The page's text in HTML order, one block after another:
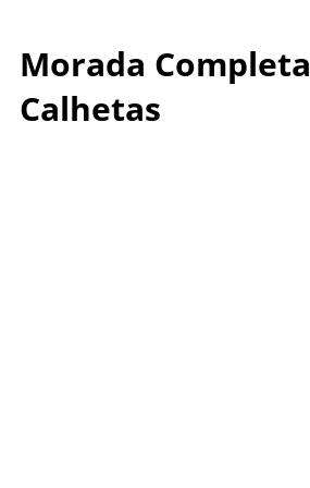
Morada Completa
Calhetas